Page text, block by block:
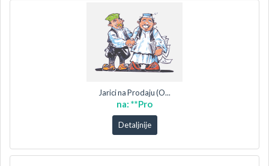
Jarici na Prodaju (O...
na: **Pro
Detaljnije